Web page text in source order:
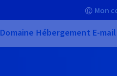
Mon
Domaine Hébergement E-mail